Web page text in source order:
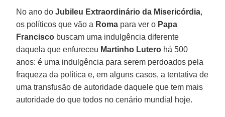
No ano doJubileu Extraordinário da Misericórdia,
os políticos que vão a Roma para ver o Papa
Francisco buscam uma indulgência diferente
daquela que enfureceu Martinho Lutero há 500
anos: é uma indulgência para serem perdoados pela
fraqueza da política e, em alguns casos, a tentativa de
uma transfusão de autoridade daquele que tem mais
autoridade do que todos no cenário mundial hoje.